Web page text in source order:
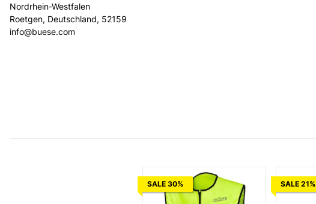
Nordrhein-Westfalen
Roetgen, Deutschland, 52159
info@buese.com
SALE 30% SALE 21%